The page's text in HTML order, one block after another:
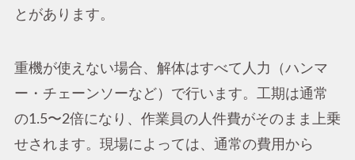
とがあります。
重機が使えない場合、解体はすべて人力（ハンマ
ー・チェーンソーなど）で行います。工期は通常
の1.5〜2倍になり、作業員の人件費がそのまま上乗
せされます。現場によっては、通常の費用から